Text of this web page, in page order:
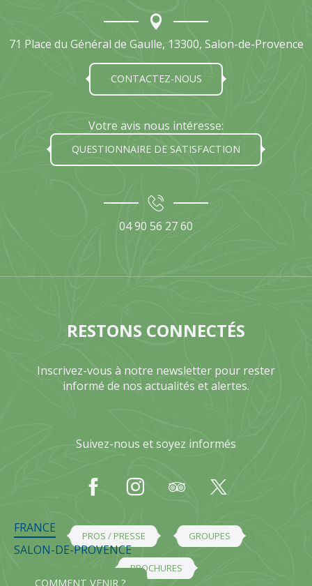
71 Place du Général de Gaulle, 13300, Salon-de-Provence
CONTACTEZ-NOUS
Votre avis nous intéresse:
QUESTIONNAIRE DE SATISFACTION
04 90 56 27 60
RESTONS CONNECTÉS
Inscrivez-vous à notre newsletter pour rester
informé de nos actualités et alertes.
Suivez-nous et soyez informés
PROS / PRESSE GROUPES
BROCHURES
FRANCE
SALON-DE-PROVENCE
COMMENT VENIR ?